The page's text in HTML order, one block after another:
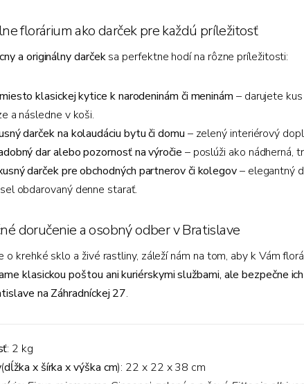
florárium ako darček pre každú príležitosť
a originálny darčeksa perfektne hodí na rôzne príležitosti:
klasickej kytice k narodeninám či meninám – darujete
a následne v koši.
darček na kolaudáciu bytu či domu – zelený interiérový
dar alebo pozornosť na výročie – poslúži ako nádherná,
darček pre obchodných partnerov či kolegov– elegantný
obdarovaný denne starať.
doručenie a osobný odber v Bratislave
o krehké sklo a živé rastliny, záleží nám na tom, aby k Vám
klasickou poštou ani kuriérskymi službami, ale bezpečne
na Záhradníckej 27.
: 2 kg
(dĺžka x šírka x výška cm): 22 x 22 x 38 cm